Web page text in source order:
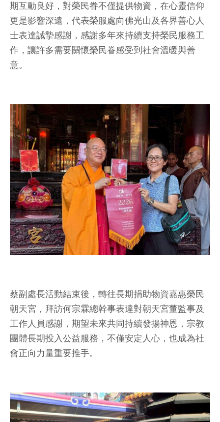
期互動良好，對榮民眷不僅提供物資，在心靈信仰
更是影響深遠，代表榮服處向佛光山及各界善心人
士表達誠摯感謝，感謝多年來持續支持榮民服務工
作，讓許多需要關懷榮民眷感受到社會溫暖與善
意。
蔡副處長活動結束後，轉往長期捐助物資嘉惠榮民
朝天宮，拜訪何宗霖總幹事表達對朝天宮董監事及
工作人員感謝，期望未來共同持續發揚神恩，宗教
團體長期投入公益服務，不僅安定人心，也成為社
會正向力量重要推手。